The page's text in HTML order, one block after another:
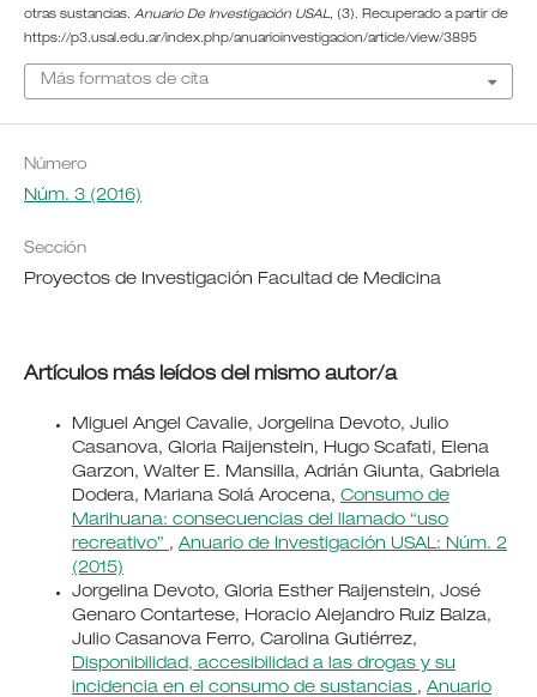
otras sustancias. Anuario De Investigación USAL, (3). Recuperado a partir de
https://p3.usal.edu.ar/index.php/anuarioinvestigacion/article/view/3895
Más formatos de cita
Número
Núm. 3 (2016)
Sección
Proyectos de Investigación Facultad de Medicina
Artículos más leídos del mismo autor/a
Miguel Angel Cavalie, Jorgelina Devoto, Julio
Casanova, Gloria Raijenstein, Hugo Scafati, Elena
Garzon, Walter E. Mansilla, Adrián Giunta, Gabriela
Dodera, Mariana Solá Arocena, Consumo de
Marihuana: consecuencias del llamado “uso
recreativo” , Anuario de Investigación USAL: Núm. 2
(2015)
Jorgelina Devoto, Gloria Esther Raijenstein, José
Genaro Contartese, Horacio Alejandro Ruiz Balza,
Julio Casanova Ferro, Carolina Gutiérrez,
Disponibilidad, accesibilidad a las drogas y su
incidencia en el consumo de sustancias , Anuario